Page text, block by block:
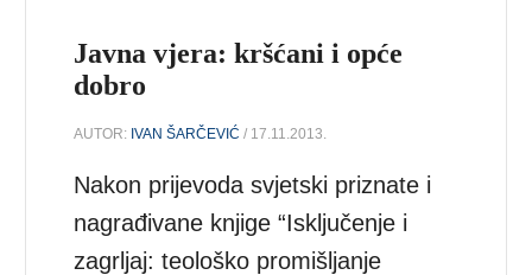
Javna vjera: kršćani i opće
dobro
AUTOR: IVAN ŠARČEVIĆ / 17.11.2013.
Nakon prijevoda svjetski priznate i
nagrađivane knjige “Isključenje i
zagrljaj: teološko promišljanje